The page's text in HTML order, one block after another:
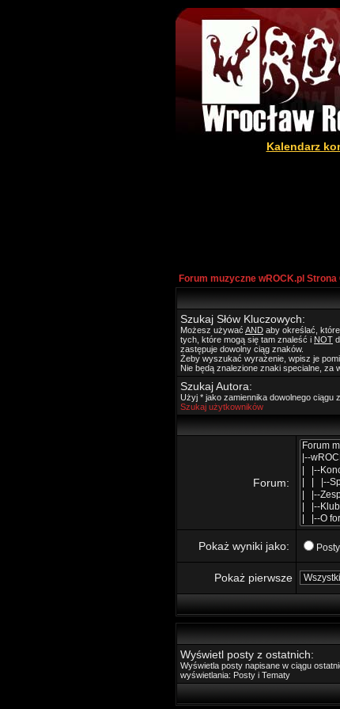
Kalendarz
Forum muzyczne wROCK.pl Strona
Szukaj Słów Kluczowych:
Możesz używać AND aby określać,
tych, które mogą się tam znaleść i NOT
zastępuje dowolny ciąg znaków.
Żeby wyszukać wyrażenie, wpisz je
Nie będą znalezione znaki specialne, za
Szukaj Autora:
Użyj * jako zamiennika dowolnego ciągu
Szukaj użytkowników
Forum:
Pokaż wyniki jako: Posty
Pokaż pierwsze
Wyświetl posty z ostatnich:
Wyświetla posty napisane w ciągu
wyświetlania: Posty i Tematy